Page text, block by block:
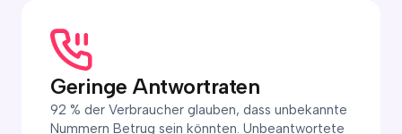
Geringe Antwortraten
92 % der Verbraucher glauben, dass unbekannte
Nummern Betrug sein könnten. Unbeantwortete